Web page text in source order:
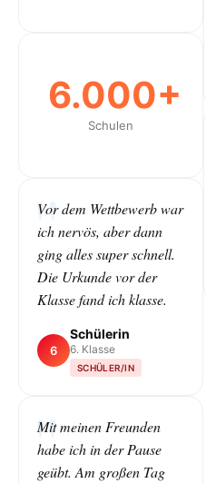
6.000+
Schulen
Vor dem Wettbewerb war
ich nervös, aber dann
ging alles super schnell.
Die Urkunde vor der
Klasse fand ich klasse.
6
Schülerin
6. Klasse
SCHÜLER/IN
Mit meinen Freunden
habe ich in der Pause
geübt. Am großen Tag